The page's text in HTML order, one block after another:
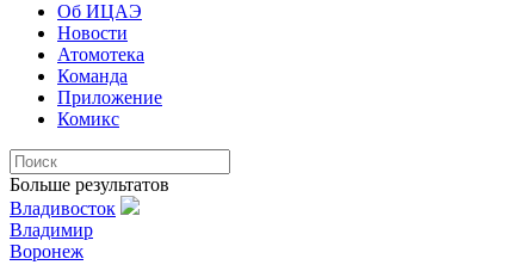
Об ИЦАЭ
Новости
Атомотека
Команда
Приложение
Комикс
Больше результатов
Владивосток
Владимир
Воронеж